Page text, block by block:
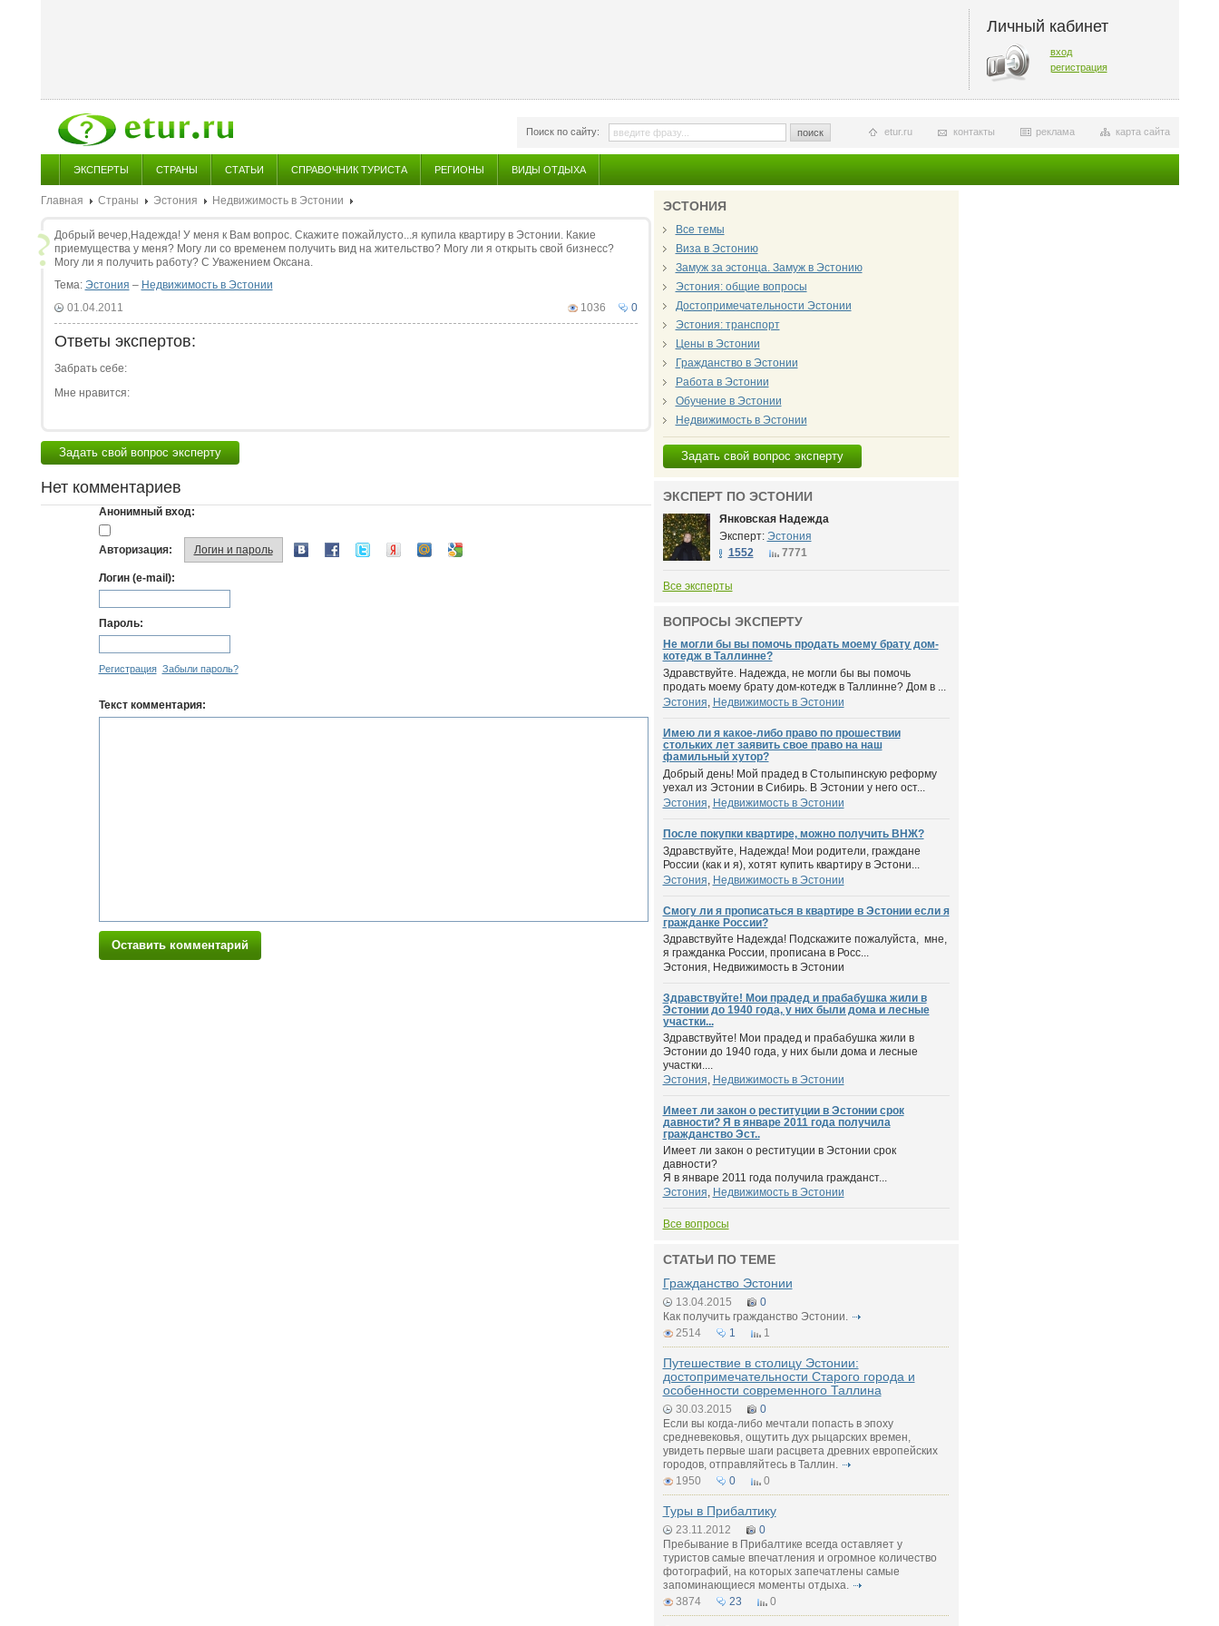
Личный кабинет
вход
регистрация
Поиск по сайту: поиск карта сайта
реклама
контакты
etur.ru
ЭКСПЕРТЫ СТРАНЫ СТАТЬИ СПРАВОЧНИК ТУРИСТА РЕГИОНЫ ВИДЫ ОТДЫХА
Главная Страны Эстония Недвижимость в Эстонии
Добрый вечер,Надежда! У меня к Вам вопрос. Скажите пожайлусто...я купила квартиру в Эстонии. Какие
приемущества у меня? Могу ли со временем получить вид на жительство? Могу ли я открыть свой бизнесс?
Могу ли я получить работу? С Уважением Оксана.
Тема: Эстония – Недвижимость в Эстонии
0
1036
01.04.2011
Ответы экспертов:
Забрать себе:
Мне нравится:
Задать свой вопрос эксперту
Нет комментариев
Анонимный вход:
Авторизация: Логин и пароль
Логин (e-mail):
Пароль:
Регистрация Забыли пароль?
Текст комментария:
Оставить комментарий
ЭСТОНИЯ
Все темы
Виза в Эстонию
Замуж за эстонца. Замуж в Эстонию
Эстония: общие вопросы
Достопримечательности Эстонии
Эстония: транспорт
Цены в Эcтонии
Гражданство в Эстонии
Работа в Эстонии
Обучение в Эстонии
Недвижимость в Эстонии
Задать свой вопрос эксперту
ЭКСПЕРТ ПО ЭСТОНИИ
Янковская Надежда
Эксперт: Эстония
1552
7771
Все эксперты
ВОПРОСЫ ЭКСПЕРТУ
Не могли бы вы помочь продать моему брату дом-
котедж в Таллинне?
Здравствуйте. Надежда, не могли бы вы помочь
продать моему брату дом-котедж в Таллинне? Дом в ...
Эстония, Недвижимость в Эстонии
Имею ли я какое-либо право по прошествии
стольких лет заявить свое право на наш
фамильный хутор?
Добрый день! Мой прадед в Столыпинскую реформу
уехал из Эстонии в Сибирь. В Эстонии у него ост...
Эстония, Недвижимость в Эстонии
После покупки квартире, можно получить ВНЖ?
Здравствуйте, Надежда! Мои родители, граждане
России (как и я), хотят купить квартиру в Эстони...
Эстония, Недвижимость в Эстонии
Смогу ли я прописаться в квартире в Эстонии если я
гражданке России?
Здравствуйте Надежда! Подскажите пожалуйста, мне,
я гражданка России, прописана в Росс...
Эстония, Недвижимость в Эстонии
Здравствуйте! Мои прадед и прабабушка жили в
Эстонии до 1940 года, у них были дома и лесные
участки...
Здравствуйте! Мои прадед и прабабушка жили в
Эстонии до 1940 года, у них были дома и лесные
участки....
Эстония, Недвижимость в Эстонии
Имеет ли закон о реституции в Эстонии срок
давности? Я в январе 2011 года получила
гражданство Эст..
Имеет ли закон о реституции в Эстонии срок
давности?
Я в январе 2011 года получила гражданст...
Эстония, Недвижимость в Эстонии
Все вопросы
СТАТЬИ ПО ТЕМЕ
Гражданство Эстонии
13.04.2015
0
Как получить гражданство Эстонии.
2514
1 1
Путешествие в столицу Эстонии:
достопримечательности Старого города и
особенности современного Таллина
30.03.2015
0
Если вы когда-либо мечтали попасть в эпоху
средневековья, ощутить дух рыцарских времен,
увидеть первые шаги расцвета древних европейских
городов, отправляйтесь в Таллин.
1950
0 0
Туры в Прибалтику
23.11.2012
0
Пребывание в Прибалтике всегда оставляет у
туристов самые впечатления и огромное количество
фотографий, на которых запечатлены самые
запоминающиеся моменты отдыха.
3874
23 0